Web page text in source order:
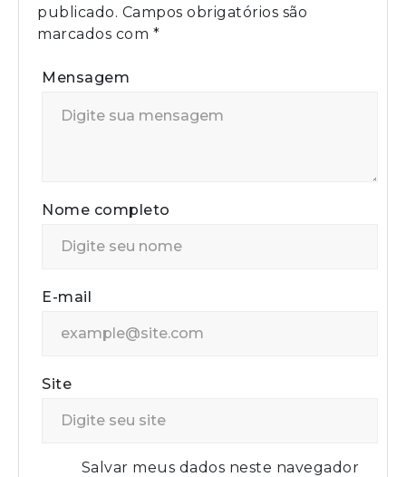
publicado. Campos obrigatórios são
marcados com *
Mensagem
Nome completo
E-mail
Site
Salvar meus dados neste navegador